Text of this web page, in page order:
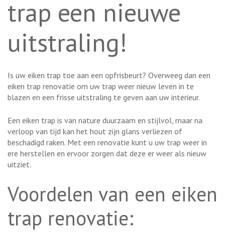
trap een nieuwe
uitstraling!
Is uw eiken trap toe aan een opfrisbeurt? Overweeg dan een
eiken trap renovatie om uw trap weer nieuw leven in te
blazen en een frisse uitstraling te geven aan uw interieur.
Een eiken trap is van nature duurzaam en stijlvol, maar na
verloop van tijd kan het hout zijn glans verliezen of
beschadigd raken. Met een renovatie kunt u uw trap weer in
ere herstellen en ervoor zorgen dat deze er weer als nieuw
uitziet.
Voordelen van een eiken
trap renovatie: